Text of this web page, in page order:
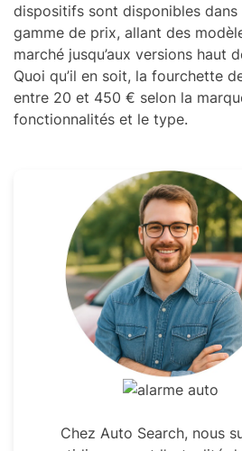
dispositifs sont disponibles dans
gamme de prix, allant des
marché jusqu’aux versions haut
Quoi qu’il en soit, la fourchette
entre 20 et 450 € selon la
fonctionnalités et le type.
Chez Auto Search, nous